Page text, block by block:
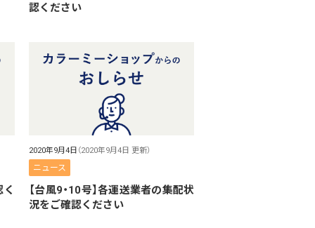
認ください
2020年9月4日 （2020年9月4日 更新）
ニュース
【台風9・10号】各運送業者の集配状
況をご確認ください